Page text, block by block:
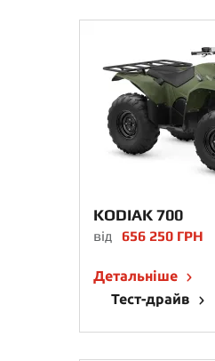
KODIAK 700
від 656 250 ГРН
Детальніше
Тест-драйв